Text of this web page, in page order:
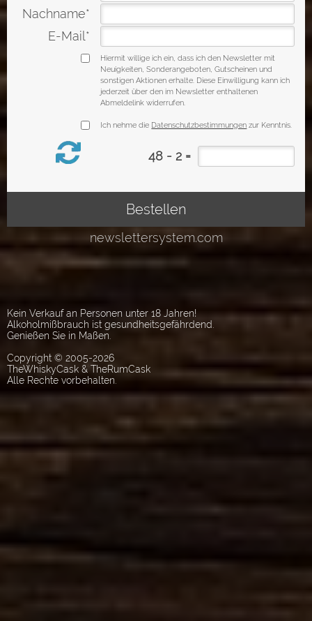
Kein Verkauf an Personen unter 18 Jahren!
Alkoholmißbrauch ist gesundheitsgefährdend.
Genießen Sie in Maßen.
Copyright © 2005-2026
TheWhiskyCask & TheRumCask
Alle Rechte vorbehalten.